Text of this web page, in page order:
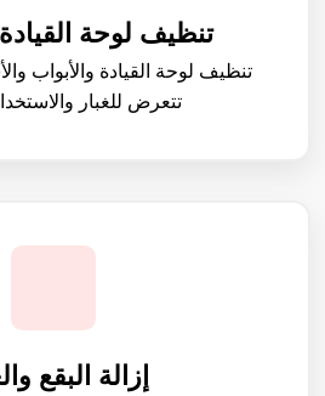
تنظيف لوحة
تنظيف لوحة القيادة والأبواب
تتعرض للغبار
إزالة البقع